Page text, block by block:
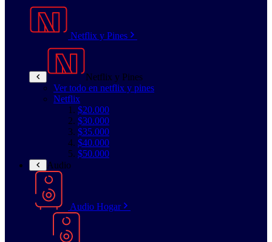
Netflix y Pines
Netflix y Pines
Ver todo en netflix y pines
Netflix
$20.000
$30.000
$35.000
$40.000
$50.000
Audio
Audio Hogar